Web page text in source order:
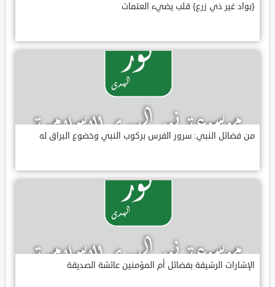
{بواد غير ذي زرع} قلب يضيء العتمات
من فضائل النبي: سرور الفرس بركوب النبي وخضوع البراق له
الإشارات الرشيقة بفضائل أم المؤمنين عائشة الصديقة